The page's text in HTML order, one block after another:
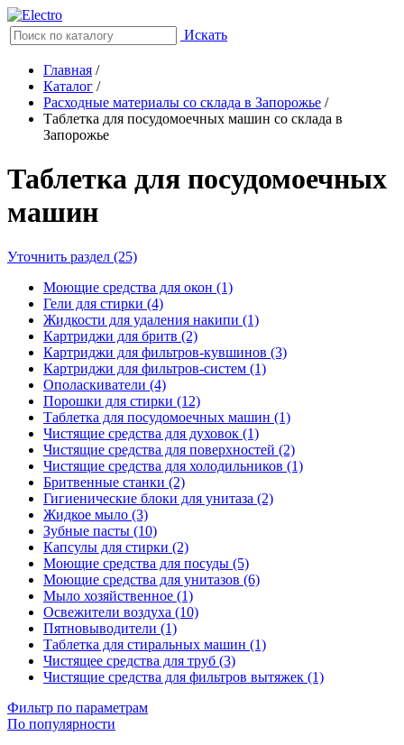
Искать
Главная /
Каталог /
Расходные материалы со склада в Запорожье /
Таблетка для посудомоечных машин со склада в
Запорожье
Таблетка для посудомоечных
машин
Уточнить раздел (25)
Моющие средства для окон (1)
Гели для стирки (4)
Жидкости для удаления накипи (1)
Картриджи для бритв (2)
Картриджи для фильтров-кувшинов (3)
Картриджи для фильтров-систем (1)
Ополаскиватели (4)
Порошки для стирки (12)
Таблетка для посудомоечных машин (1)
Чистящие средства для духовок (1)
Чистящие средства для поверхностей (2)
Чистящие средства для холодильников (1)
Бритвенные станки (2)
Гигиенические блоки для унитаза (2)
Жидкое мыло (3)
Зубные пасты (10)
Капсулы для стирки (2)
Моющие средства для посуды (5)
Моющие средства для унитазов (6)
Мыло хозяйственное (1)
Освежители воздуха (10)
Пятновыводители (1)
Таблетка для стиральных машин (1)
Чистящее средства для труб (3)
Чистящие средства для фильтров вытяжек (1)
Фильтр по параметрам
По популярности